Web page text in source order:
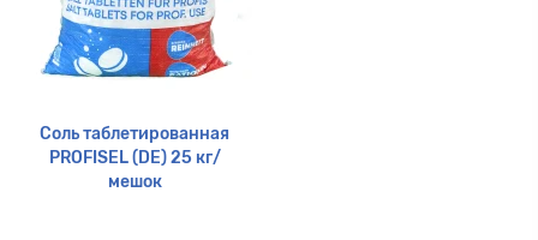
Соль таблетированная
PROFISEL (DE) 25 кг/
мешок